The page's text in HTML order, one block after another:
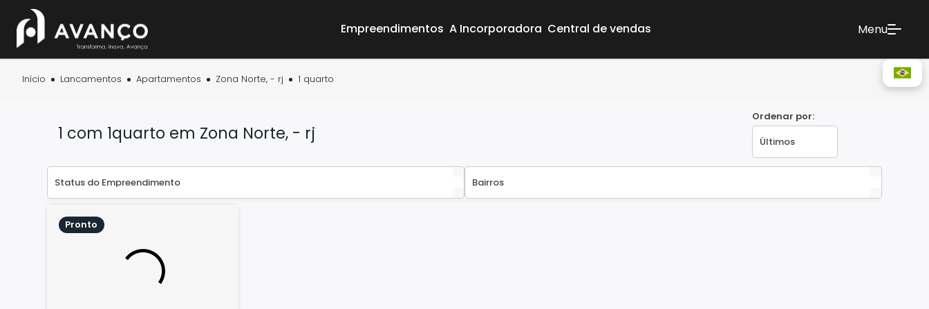
Empreendimentos A Incorporadora Central de vendas Menu
Início Lancamentos Apartamentos Zona Norte, - rj 1 quarto
1 com 1quarto em Zona Norte, - rj
Ordenar por:
Pronto